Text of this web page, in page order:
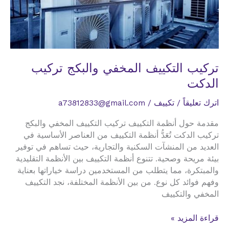
تركيب التكييف المخفي والبكج تركيب
الدكت
اترك تعليقاً / تكييف /
a73812833@gmail.com
مقدمة حول أنظمة التكييف تركيب التكييف المخفي والبكج
تركيب الدكت تُعَدُّ أنظمة التكييف من العناصر الأساسية في
العديد من المنشآت السكنية والتجارية، حيث تساهم في توفير
بيئة مريحة وصحية. تتنوع أنظمة التكييف بين الأنظمة التقليدية
والمبتكرة، مما يتطلب من المستخدمين دراسة خياراتها بعناية
وفهم فوائد كل نوع. من بين الأنظمة المختلفة، نجد التكييف
المخفي والتكييف
تركيب
قراءة المزيد »